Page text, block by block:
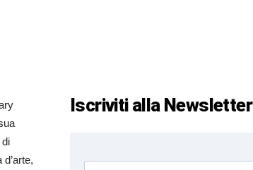
di
Iscriviti alla Newsletter